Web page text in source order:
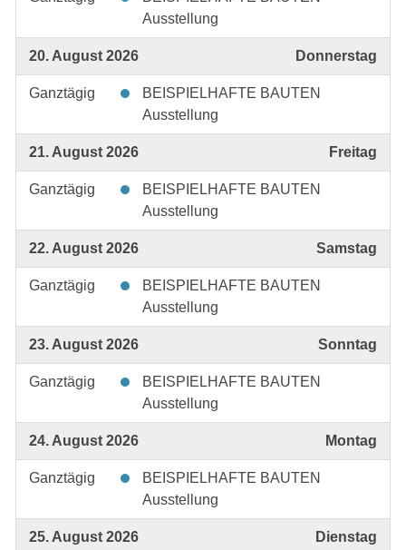
Ausstellung
20. August 2026 Donnerstag
Ganztägig
BEISPIELHAFTE BAUTEN
Ausstellung
21. August 2026 Freitag
Ganztägig
BEISPIELHAFTE BAUTEN
Ausstellung
22. August 2026 Samstag
Ganztägig
BEISPIELHAFTE BAUTEN
Ausstellung
23. August 2026 Sonntag
Ganztägig
BEISPIELHAFTE BAUTEN
Ausstellung
24. August 2026 Montag
Ganztägig
BEISPIELHAFTE BAUTEN
Ausstellung
25. August 2026 Dienstag